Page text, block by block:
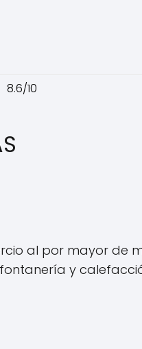
8.6/10
al por mayor de
y